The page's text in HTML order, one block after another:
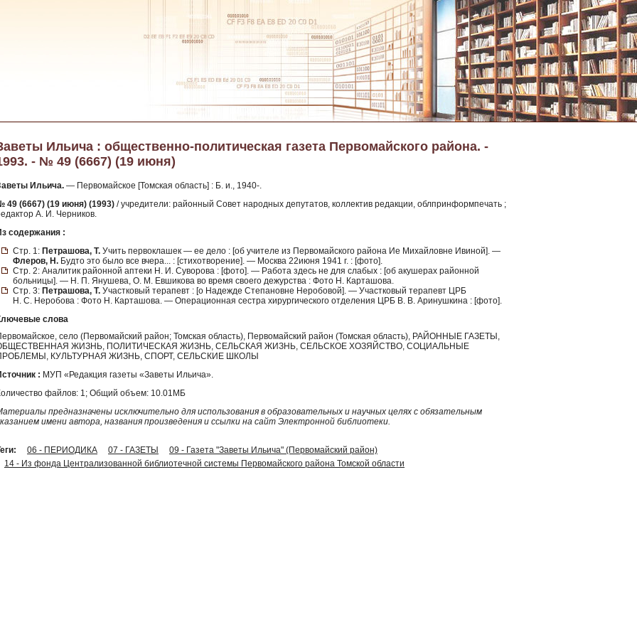
Ильича : общественно-политическая газета Первомайского района. -
- № 49 (6667) (19 июня)
Ильича. — Первомайское [Томская область] : Б. и., 1940-.
49 (6667) (19 июня) (1993) / учредители: районный Совет народных депутатов, коллектив редакции, облпринформпечать ;
А. И. Черников.
содержания :
Стр. 1: Петрашова, Т. Учить первоклашек — ее дело : [об учителе из Первомайского района Ие Михайловне Ивиной]. —
Флеров, Н. Будто это было все вчера... : [стихотворение]. — Москва 22июня 1941 г. : [фото].
Стр. 2: Аналитик районной аптеки Н. И. Суворова : [фото]. — Работа здесь не для слабых : [об акушерах районной
больницы]. — Н. П. Янушева, О. М. Евшикова во время своего дежурства : Фото Н. Карташова.
Стр. 3: Петрашова, Т. Участковый терапевт : [о Надежде Степановне Неробовой]. — Участковый терапевт ЦРБ
Н. С. Неробова : Фото Н. Карташова. — Операционная сестра хирургического отделения ЦРБ В. В. Аринушкина : [фото].
слова
село (Первомайский район; Томская область), Первомайский район (Томская область), РАЙОННЫЕ ГАЗЕТЫ,
ЖИЗНЬ, ПОЛИТИЧЕСКАЯ ЖИЗНЬ, СЕЛЬСКАЯ ЖИЗНЬ, СЕЛЬСКОЕ ХОЗЯЙСТВО, СОЦИАЛЬНЫЕ
КУЛЬТУРНАЯ ЖИЗНЬ, СПОРТ, СЕЛЬСКИЕ ШКОЛЫ
: МУП «Редакция газеты «Заветы Ильича».
файлов: 1; Общий объем: 10.01МБ
предназначены исключительно для использования в образовательных и научных целях с обязательным
имени автора, названия произведения и ссылки на сайт Электронной библиотеки.
06 - ПЕРИОДИКА 07 - ГАЗЕТЫ
09 - Газета "Заветы Ильича" (Первомайский район)
14 - Из фонда Централизованной библиотечной системы Первомайского района Томской области